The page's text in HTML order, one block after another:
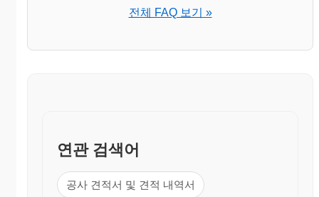
전체 FAQ 보기 »
연관 검색어
공사 견적서 및 견적 내역서